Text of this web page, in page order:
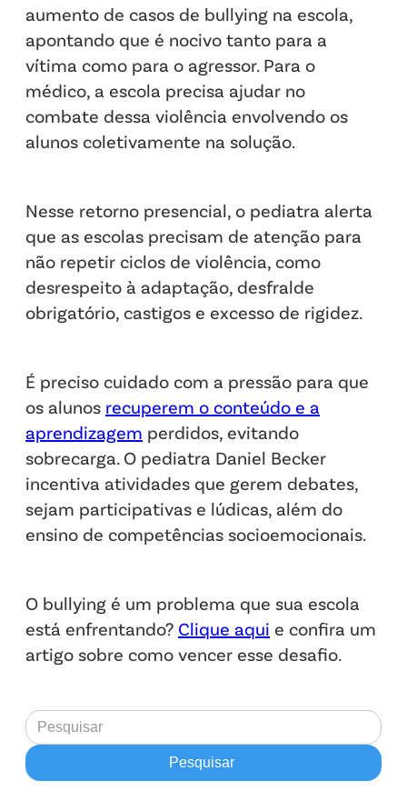
aumento de casos de bullying na escola,
apontando que é nocivo tanto para a
vítima como para o agressor. Para o
médico, a escola precisa ajudar no
combate dessa violência envolvendo os
alunos coletivamente na solução.
Nesse retorno presencial, o pediatra alerta
que as escolas precisam de atenção para
não repetir ciclos de violência, como
desrespeito à adaptação, desfralde
obrigatório, castigos e excesso de rigidez.
É preciso cuidado com a pressão para que
os alunos recuperem o conteúdo e a
aprendizagem perdidos, evitando
sobrecarga. O pediatra Daniel Becker
incentiva atividades que gerem debates,
sejam participativas e lúdicas, além do
ensino de competências socioemocionais.
O bullying é um problema que sua escola
está enfrentando? Clique aqui e confira um
artigo sobre como vencer esse desafio.